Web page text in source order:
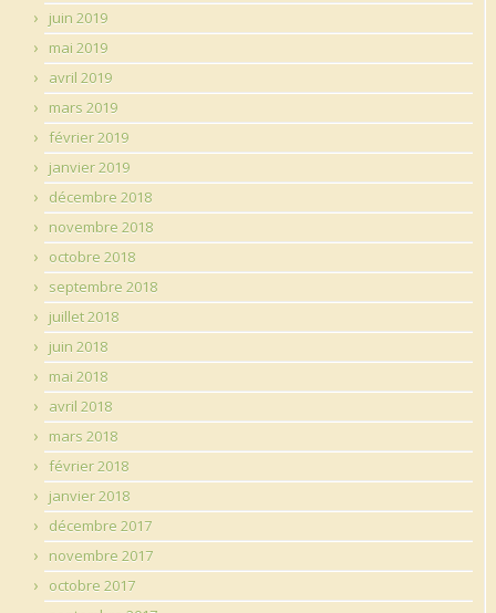
juin 2019
mai 2019
avril 2019
mars 2019
février 2019
janvier 2019
décembre 2018
novembre 2018
octobre 2018
septembre 2018
juillet 2018
juin 2018
mai 2018
avril 2018
mars 2018
février 2018
janvier 2018
décembre 2017
novembre 2017
octobre 2017